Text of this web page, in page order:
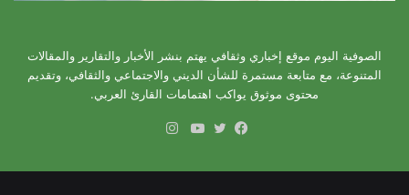
الصوفية اليوم موقع إخباري وثقافي يهتم بنشر الأخبار والتقارير والمقالات
المتنوعة، مع متابعة مستمرة للشأن الديني والاجتماعي والثقافي، وتقديم
محتوى موثوق يواكب اهتمامات القارئ العربي.